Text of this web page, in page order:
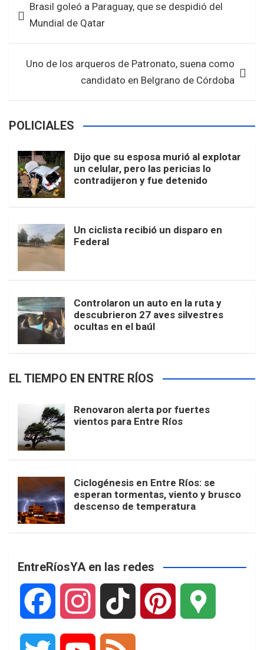
o
o
k
A
p
p
de Brasil goleó a Paraguay, que se despidió del
Mundial de Qatar
Uno de los arqueros de Patronato, suena como
candidato en Belgrano de Córdoba
POLICIALES
Dijo que su esposa murió al explotar
un celular, pero las pericias lo
contradijeron y fue detenido
Un ciclista recibió un disparo en
Federal
Controlaron un auto en la ruta y
descubrieron 27 aves silvestres
ocultas en el baúl
EL TIEMPO EN ENTRE RÍOS
Renovaron alerta por fuertes
vientos para Entre Ríos
Ciclogénesis en Entre Ríos: se
esperan tormentas, viento y brusco
descenso de temperatura
EntreRíosYA en las redes